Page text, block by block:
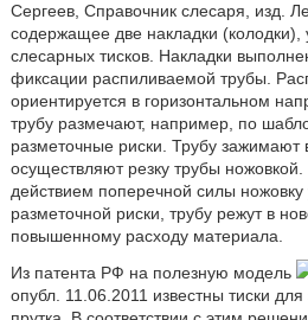
Сергеев, Справочник слесаря, изд.
содержащее две накладки (колодки),
слесарных тисков. Накладки
фиксации распиливаемой трубы.
ориентируется в горизонтальном
трубу размечают, например, по
разметочные риски. Трубу зажимают
осуществляют резку трубы
действием поперечной силы ножовку
разметочной риски, трубу режут в
повышенному расходу материала.
Из патента РФ на полезную модель
опубл. 11.06.2011 известны тиски